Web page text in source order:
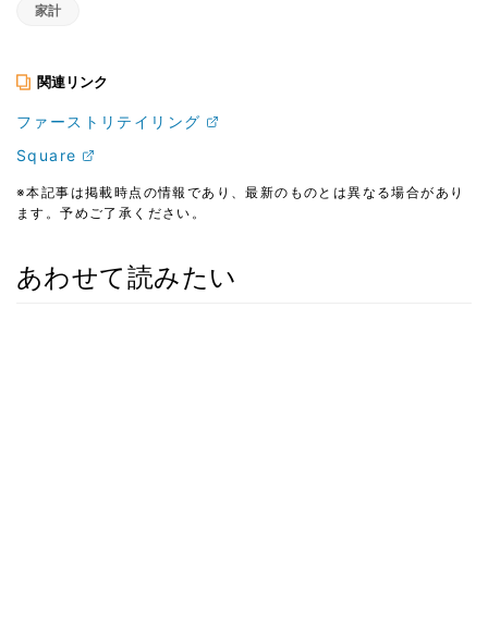
家計
関連リンク
ファーストリテイリング
Square
※本記事は掲載時点の情報であり、最新のものとは異なる場合があり
ます。予めご了承ください。
あわせて読みたい